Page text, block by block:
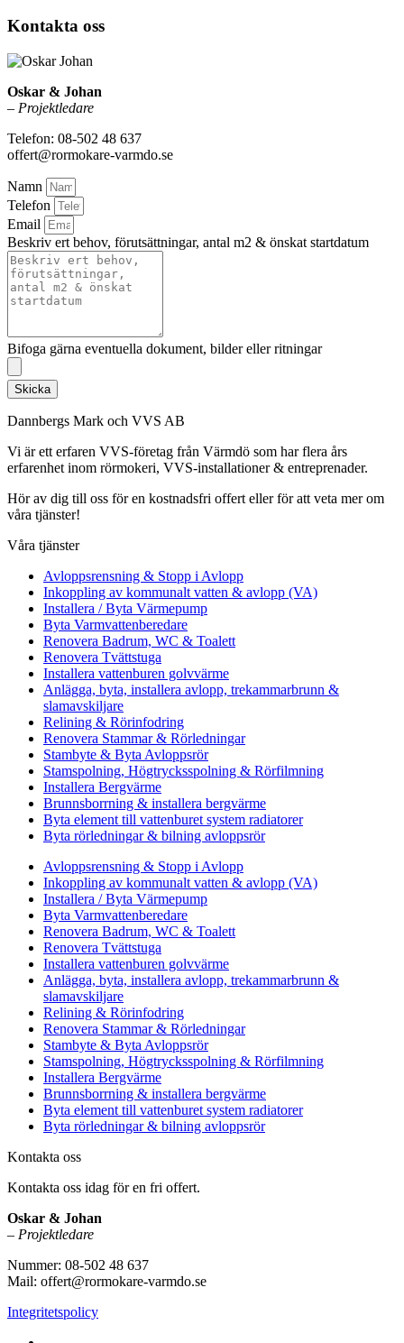
Kontakta oss
Oskar & Johan
– Projektledare
Telefon: 08-502 48 637
offert@rormokare-varmdo.se
Namn
Telefon
Email
Beskriv ert behov, förutsättningar, antal m2 & önskat startdatum
Bifoga gärna eventuella dokument, bilder eller ritningar
Skicka
Dannbergs Mark och VVS AB
Vi är ett erfaren VVS-företag från Värmdö som har flera års
erfarenhet inom rörmokeri, VVS-installationer & entreprenader.
Hör av dig till oss för en kostnadsfri offert eller för att veta mer om
våra tjänster!
Våra tjänster
Avloppsrensning & Stopp i Avlopp
Inkoppling av kommunalt vatten & avlopp (VA)
Installera / Byta Värmepump
Byta Varmvattenberedare
Renovera Badrum, WC & Toalett
Renovera Tvättstuga
Installera vattenburen golvvärme
Anlägga, byta, installera avlopp, trekammarbrunn &
slamavskiljare
Relining & Rörinfodring
Renovera Stammar & Rörledningar
Stambyte & Byta Avloppsrör
Stamspolning, Högtrycksspolning & Rörfilmning
Installera Bergvärme
Brunnsborrning & installera bergvärme
Byta element till vattenburet system radiatorer
Byta rörledningar & bilning avloppsrör
Avloppsrensning & Stopp i Avlopp
Inkoppling av kommunalt vatten & avlopp (VA)
Installera / Byta Värmepump
Byta Varmvattenberedare
Renovera Badrum, WC & Toalett
Renovera Tvättstuga
Installera vattenburen golvvärme
Anlägga, byta, installera avlopp, trekammarbrunn &
slamavskiljare
Relining & Rörinfodring
Renovera Stammar & Rörledningar
Stambyte & Byta Avloppsrör
Stamspolning, Högtrycksspolning & Rörfilmning
Installera Bergvärme
Brunnsborrning & installera bergvärme
Byta element till vattenburet system radiatorer
Byta rörledningar & bilning avloppsrör
Kontakta oss
Kontakta oss idag för en fri offert.
Oskar & Johan
– Projektledare
Nummer: 08-502 48 637
Mail: offert@rormokare-varmdo.se
Integritetspolicy